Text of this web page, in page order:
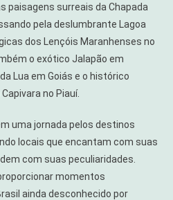
paisagens surreais da Chapada
pela deslumbrante Lagoa
dos Lençóis Maranhenses no
o exótico Jalapão em
Lua em Goiás e o histórico
no Piauí.
uma jornada pelos destinos
locais que encantam com suas
com suas peculiaridades.
momentos
ainda desconhecido por